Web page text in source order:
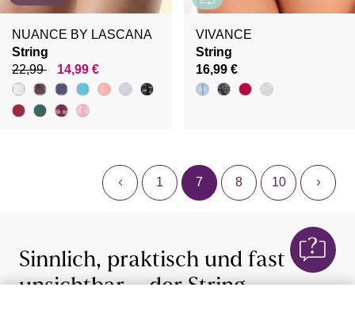
NUANCE BY LASCANA
String
22,99
14,99 €
VIVANCE
String
16,99 €
1 7 8 10
Sinnlich, praktisch und fast
unsichtbar – der String